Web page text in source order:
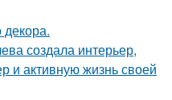
декора.
создала интерьер,
и активную жизнь своей